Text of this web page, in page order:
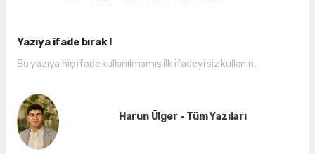
Yazıya ifade bırak !
Bu yazıya hiç ifade kullanılmamış ilk ifadeyi siz kullanın.
Harun Ülger - Tüm Yazıları